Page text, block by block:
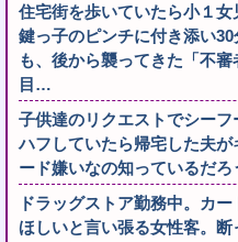
住宅街を歩いていたら小１女
鍵っ子のピンチに付き添い
も、後から襲ってきた「不
目…
子供達のリクエストでシー
ハフしていたら帰宅した夫
ード嫌いなの知っているだろ
ドラッグストア勤務中。カ
ほしいと言い張る女性客。